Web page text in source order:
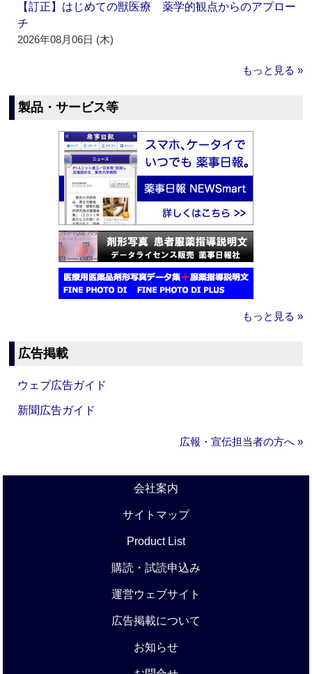
【訂正】はじめての獣医療 薬学的観点からのアプロー
チ
2026年08月06日 (木)
もっと見る »
製品・サービス等
もっと見る »
広告掲載
ウェブ広告ガイド
新聞広告ガイド
広報・宣伝担当者の方へ »
会社案内
サイトマップ
Product List
購読・試読申込み
運営ウェブサイト
広告掲載について
お知らせ